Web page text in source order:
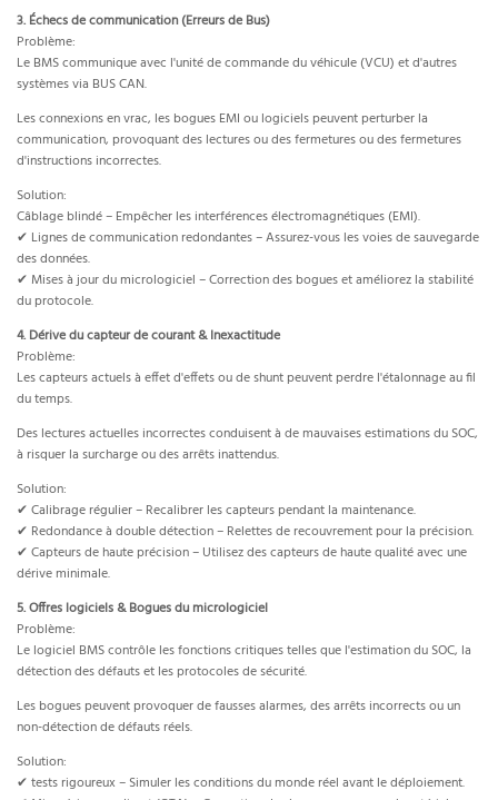
3. Échecs de communication (Erreurs de Bus)
Problème:
Le BMS communique avec l'unité de commande du véhicule (VCU) et d'autres
systèmes via BUS CAN.
Les connexions en vrac, les bogues EMI ou logiciels peuvent perturber la
communication, provoquant des lectures ou des fermetures ou des fermetures
d'instructions incorrectes.
Solution:
Câblage blindé – Empêcher les interférences électromagnétiques (EMI).
✔ Lignes de communication redondantes – Assurez-vous les voies de sauvegarde
des données.
✔ Mises à jour du micrologiciel – Correction des bogues et améliorez la stabilité
du protocole.
4. Dérive du capteur de courant & Inexactitude
Problème:
Les capteurs actuels à effet d'effets ou de shunt peuvent perdre l'étalonnage au fil
du temps.
Des lectures actuelles incorrectes conduisent à de mauvaises estimations du SOC,
à risquer la surcharge ou des arrêts inattendus.
Solution:
✔ Calibrage régulier – Recalibrer les capteurs pendant la maintenance.
✔ Redondance à double détection – Relettes de recouvrement pour la précision.
✔ Capteurs de haute précision – Utilisez des capteurs de haute qualité avec une
dérive minimale.
5. Offres logiciels & Bogues du micrologiciel
Problème:
Le logiciel BMS contrôle les fonctions critiques telles que l'estimation du SOC, la
détection des défauts et les protocoles de sécurité.
Les bogues peuvent provoquer de fausses alarmes, des arrêts incorrects ou un
non-détection de défauts réels.
Solution:
✔ tests rigoureux – Simuler les conditions du monde réel avant le déploiement.